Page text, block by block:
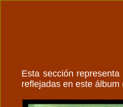
Esta sección
reflejadas en este